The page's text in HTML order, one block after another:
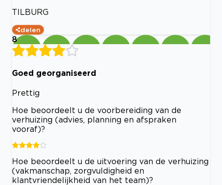
TILBURG
delen
8
Goed georganiseerd
Prettig
Hoe beoordeelt u de voorbereiding van de
verhuizing (advies, planning en afspraken
vooraf)?
Hoe beoordeelt u de uitvoering van de verhuizing
(vakmanschap, zorgvuldigheid en
klantvriendelijkheid van het team)?